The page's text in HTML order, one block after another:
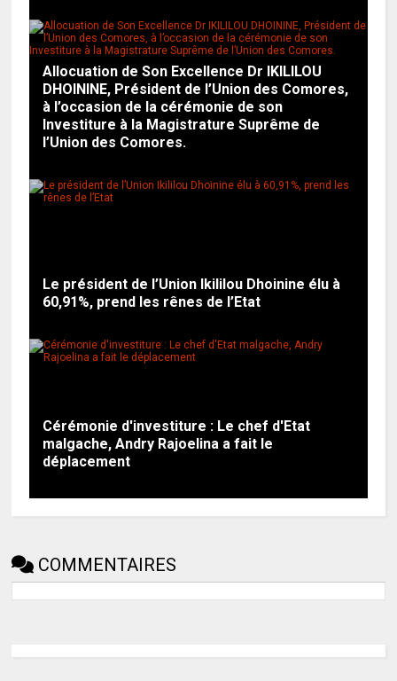
Allocuation de Son Excellence Dr IKILILOU
DHOININE, Président de l’Union des Comores,
à l’occasion de la cérémonie de son
Investiture à la Magistrature Suprême de
l’Union des Comores.
Le président de l’Union Ikililou Dhoinine élu à
60,91%, prend les rênes de l’Etat
Cérémonie d'investiture : Le chef d'Etat
malgache, Andry Rajoelina a fait le
déplacement
COMMENTAIRES